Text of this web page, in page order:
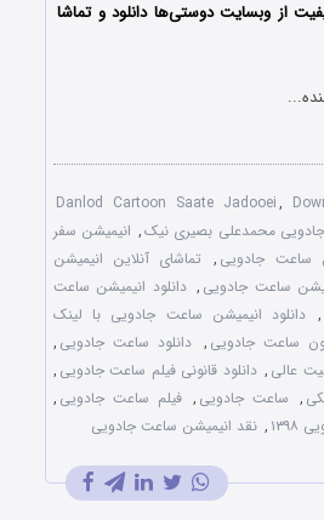
از وبسایت دوستی‌ها دانلود و تماشا
Danlod Cartoon Saate Jadooei,
محمدعلی بصیری نیک, انیمیشن سفر
ساعت جادویی , تماشای آنلاین انیمیشن
ساعت جادویی , دانلود انیمیشن ساعت
, دانلود انیمیشن ساعت جادویی با لینک
ساعت جادویی , دانلود ساعت جادویی ,
عالی , دانلود قانونی فیلم ساعت جادویی ,
, ساعت جادویی , فیلم ساعت جادویی ,
, نقد انیمیشن ساعت جادویی